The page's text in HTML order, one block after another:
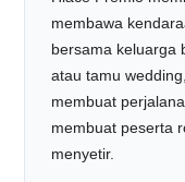
membawa
bersama keluarga
atau tamu
membuat
membuat peserta
menyetir.